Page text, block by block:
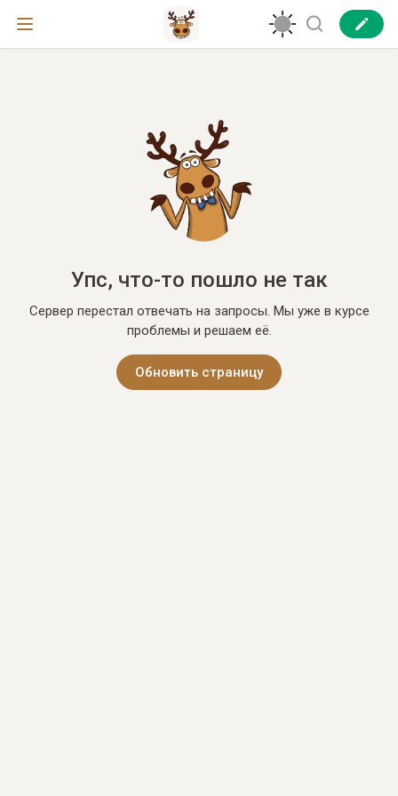
Упс, что-то пошло не так
Сервер перестал отвечать на запросы. Мы уже в курсе
проблемы и решаем её.
Обновить страницу